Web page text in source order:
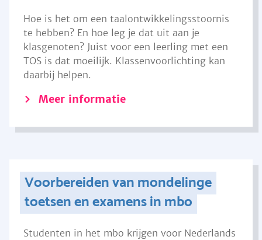
Hoe is het om een taalontwikkelingsstoornis
te hebben? En hoe leg je dat uit aan je
klasgenoten? Juist voor een leerling met een
TOS is dat moeilijk. Klassenvoorlichting kan
daarbij helpen.
Meer informatie
Voorbereiden van mondelinge
toetsen en examens in mbo
Studenten in het mbo krijgen voor Nederlands